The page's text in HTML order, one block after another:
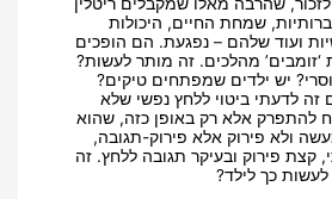
שמחת החיים, היכולות
ועוד שלהם – נפגעת. הם הופכים
‘זומבים’ מהלכים. זה מותר לעשות?
יש ילדים שמפתחים טיקים?
זה לדעתי ביטוי ללחץ נפשי שלא
להתפרק אלא רק באופן כזה, שהוא
ולא פירוק אלא פירוק-תגובה,
קצת פירוק ובעיקר תגובה ללחץ. זה
לעשות כך לילד?